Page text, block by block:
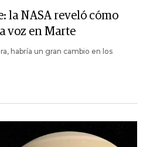
la NASA reveló cómo
voz en Marte
habría un gran cambio en los